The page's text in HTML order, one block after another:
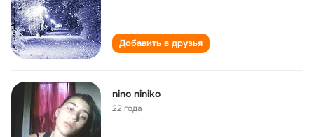
Добавить в друзья
nino niniko
22 года